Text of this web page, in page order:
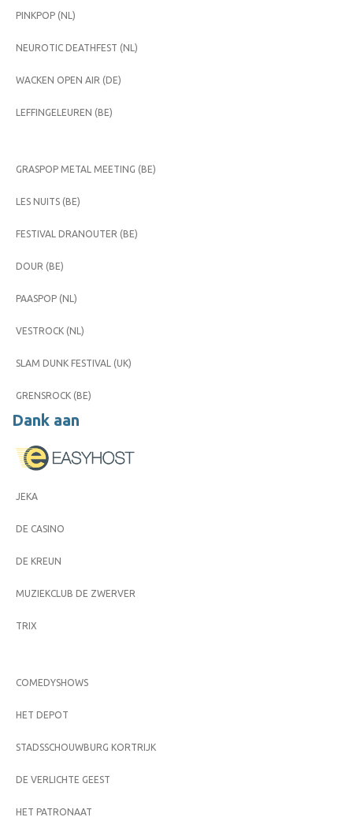
PINKPOP (NL)
NEUROTIC DEATHFEST (NL)
WACKEN OPEN AIR (DE)
LEFFINGELEUREN (BE)
GRASPOP METAL MEETING (BE)
LES NUITS (BE)
FESTIVAL DRANOUTER (BE)
DOUR (BE)
PAASPOP (NL)
VESTROCK (NL)
SLAM DUNK FESTIVAL (UK)
GRENSROCK (BE)
Dank aan
JEKA
DE CASINO
DE KREUN
MUZIEKCLUB DE ZWERVER
TRIX
COMEDYSHOWS
HET DEPOT
STADSSCHOUWBURG KORTRIJK
DE VERLICHTE GEEST
HET PATRONAAT